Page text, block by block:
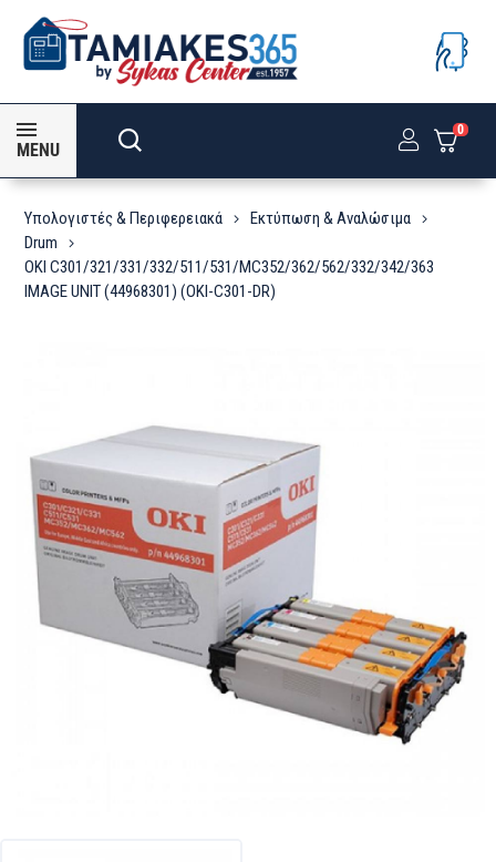
MENU
0
Υπολογιστές & Περιφερειακά
Εκτύπωση & Αναλώσιμα
Drum
OKI C301/321/331/332/511/531/MC352/362/562/332/342/363
IMAGE UNIT (44968301) (OKI-C301-DR)